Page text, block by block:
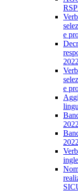
e
2022
e
2022
2022